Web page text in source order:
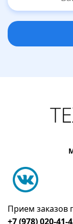
Прием заказов
+7 (978) 020-41-